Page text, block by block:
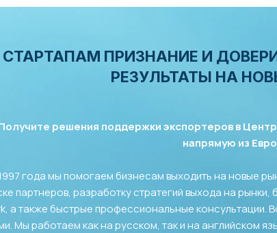
ПРИЗНАНИЕ И
РЕЗУЛЬТАТЫ НА
решения поддержки экспортеров в
напрямую из
года мы помогаем бизнесам выходить на новые
партнеров, разработку стратегий выхода на
а также быстрые профессиональные консультации.
Мы работаем как на русском, так и на английском